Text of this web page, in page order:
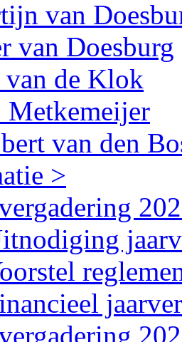
van
van Doesburg
van de Klok
Metkemeijer
van den
>